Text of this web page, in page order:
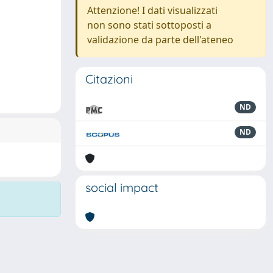
Attenzione! I dati visualizzati
non sono stati sottoposti a
validazione da parte dell'ateneo
Citazioni
ND
ND
social impact